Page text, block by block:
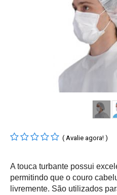
( Avalie agora! )
A touca turbante possui
permitindo que o couro
livremente. São utilizados